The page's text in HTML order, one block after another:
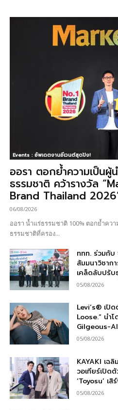
Events : อัพเดตงานอีเวนต์สุดปัง!
ออรา ตอกย้ำความเป็นผู้
ธรรมชาติ คว้ารางวัล
Brand Thailand
06/08/2026
ออรา น้ำแร่ธรรมชาติ 100% ตอกย้ำคว
ธรรมชาติที่ครอง...
ททท. ร่วมกั
สัมมนาวิชาก
เคล็ดลับปรับ
05/08/2026
Levi’s® เปิ
Loose.” นำ
Gilgeous-
05/08/2026
KAYAKI เฉ
วอเทียร์เปิดตั
‘Toyosu’ เ
05/08/2026